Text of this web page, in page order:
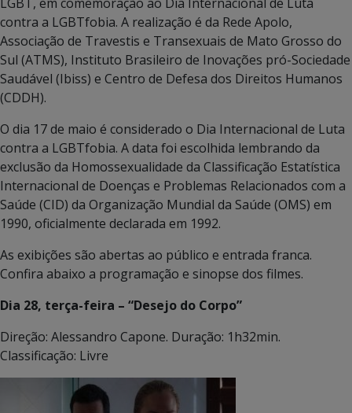
contra a LGBTfobia. A realização é da Rede Apolo,
Associação de Travestis e Transexuais de Mato Grosso do
Sul (ATMS), Instituto Brasileiro de Inovações pró-Sociedade
Saudável (Ibiss) e Centro de Defesa dos Direitos Humanos
(CDDH).
O dia 17 de maio é considerado o Dia Internacional de Luta
contra a LGBTfobia. A data foi escolhida lembrando da
exclusão da Homossexualidade da Classificação Estatística
Internacional de Doenças e Problemas Relacionados com a
Saúde (CID) da Organização Mundial da Saúde (OMS) em
1990, oficialmente declarada em 1992.
As exibições são abertas ao público e entrada franca.
Confira abaixo a programação e sinopse dos filmes.
Dia 28, terça-feira – “Desejo do Corpo”
Direção: Alessandro Capone. Duração: 1h32min.
Classificação: Livre